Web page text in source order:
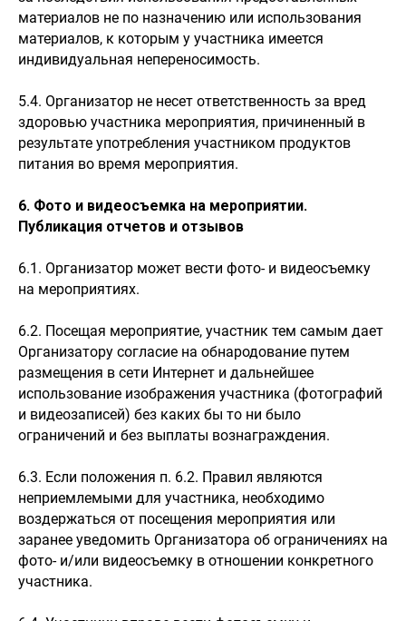
материалов не по назначению или использования
материалов, к которым у участника имеется
индивидуальная непереносимость.
5.4. Организатор не несет ответственность за вред
здоровью участника мероприятия, причиненный в
результате употребления участником продуктов
питания во время мероприятия.
6. Фото и видеосъемка на мероприятии.
Публикация отчетов и отзывов
6.1. Организатор может вести фото- и видеосъемку
на мероприятиях.
6.2. Посещая мероприятие, участник тем самым дает
Организатору согласие на обнародование путем
размещения в сети Интернет и дальнейшее
использование изображения участника (фотографий
и видеозаписей) без каких бы то ни было
ограничений и без выплаты вознаграждения.
6.3. Если положения п. 6.2. Правил являются
неприемлемыми для участника, необходимо
воздержаться от посещения мероприятия или
заранее уведомить Организатора об ограничениях на
фото- и/или видеосъемку в отношении конкретного
участника.